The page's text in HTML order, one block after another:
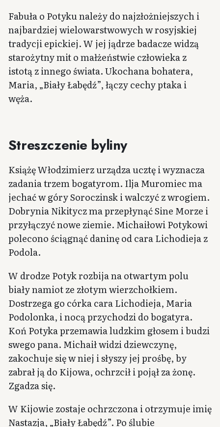
Fabuła o Potyku należy do najzłożniejszych i
najbardziej wielowarstwowych w rosyjskiej
tradycji epickiej. W jej jądrze badacze widzą
starożytny mit o małżeństwie człowieka z
istotą z innego świata. Ukochana bohatera,
Maria, „Biały Łabędź”, łączy cechy ptaka i
węża.
Streszczenie byliny
Książę Włodzimierz urządza ucztę i wyznacza
zadania trzem bogatyrom. Ilja Muromiec ma
jechać w góry Soroczinsk i walczyć z wrogiem.
Dobrynia Nikitycz ma przepłynąć Sine Morze i
przyłączyć nowe ziemie. Michaiłowi Potykowi
polecono ściągnąć daninę od cara Lichodieja z
Podola.
W drodze Potyk rozbija na otwartym polu
biały namiot ze złotym wierzchołkiem.
Dostrzega go córka cara Lichodieja, Maria
Podolonka, i nocą przychodzi do bogatyra.
Koń Potyka przemawia ludzkim głosem i budzi
swego pana. Michaił widzi dziewczynę,
zakochuje się w niej i słyszy jej prośbę, by
zabrał ją do Kijowa, ochrzcił i pojął za żonę.
Zgadza się.
W Kijowie zostaje ochrzczona i otrzymuje imię
Nastazja, „Biały Łabędź”. Po ślubie